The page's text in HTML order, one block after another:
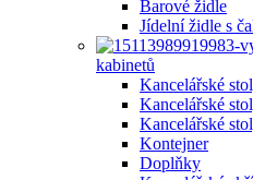
Barové židle
Jídelní židle s
kabinetů
Kancelářské
Kancelářské
Kancelářské
Kontejner
Doplňky